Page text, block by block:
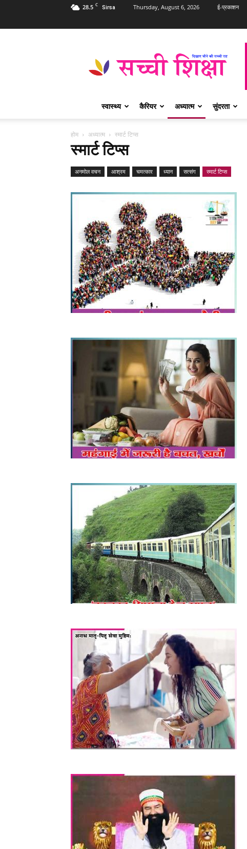
28.5 C Sirsa Thursday, August 6, 2026 ई-प्रकाशन
Shiksha
स्वास्थ्य कैरियर अध्यात्म सुंदरता
होम अध्यात्म स्मार्ट टिप्स
स्मार्ट टिप्स
अनमोल वचन आश्रम चमत्कार ध्यान सत्संग स्मार्ट टिप्स